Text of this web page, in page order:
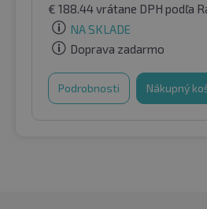
€ 188.44vrátane DPH podľa
NA SKLADE
Doprava zadarmo
Podrobnosti Nákupný